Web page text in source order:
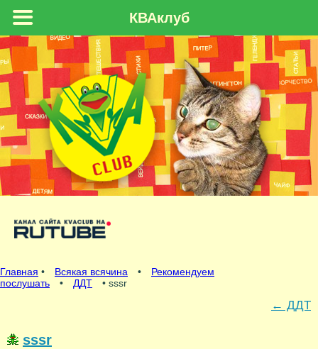
Главная • Всякая всячина •
Рекомендуем
послушать
• ДДТ • sssr
← ДДТ
sssr
КВАклуб